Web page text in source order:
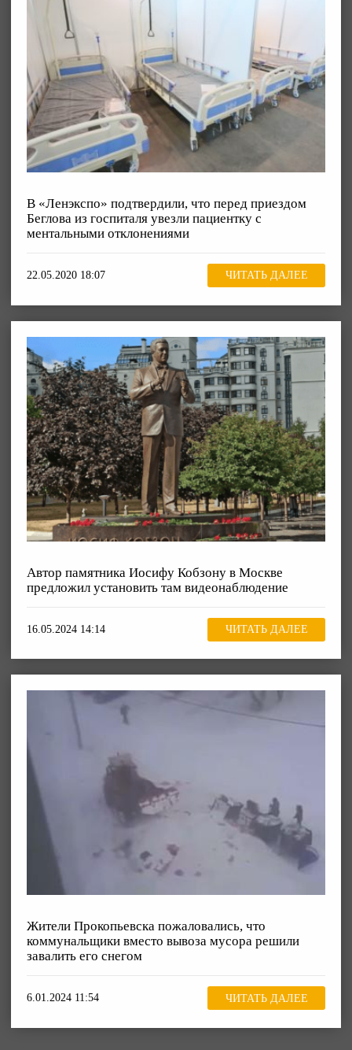
В «Ленэкспо» подтвердили, что перед приездом
Беглова из госпиталя увезли пациентку с
ментальными отклонениями
22.05.2020 18:07 ЧИТАТЬ ДАЛЕЕ
Автор памятника Иосифу Кобзону в Москве
предложил установить там видеонаблюдение
16.05.2024 14:14 ЧИТАТЬ ДАЛЕЕ
Жители Прокопьевска пожаловались, что
коммунальщики вместо вывоза мусора решили
завалить его снегом
6.01.2024 11:54 ЧИТАТЬ ДАЛЕЕ